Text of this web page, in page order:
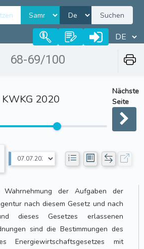
Suchen
68-69/100
KWKG 2020
Nächste
Seite
der Aufgaben der
nach diesem Gesetz und nach
dieses Gesetzes erlassenen
sind die Bestimmungen des
Energiewirtschaftsgesetzes mit